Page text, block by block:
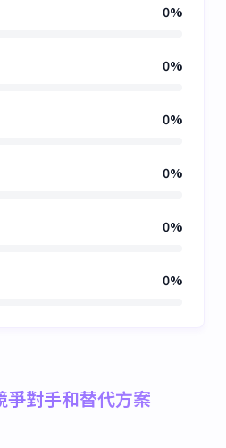
0%
0%
0%
0%
0%
0%
對手和替代方案